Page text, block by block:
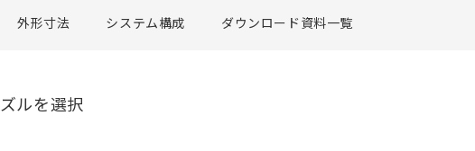
外形寸法 システム構成 ダウンロード資料一覧
ルを選択